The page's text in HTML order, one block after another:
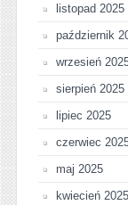
listopad 2025
październik
wrzesień
sierpień 2025
lipiec 2025
czerwiec
maj 2025
kwiecień 2025